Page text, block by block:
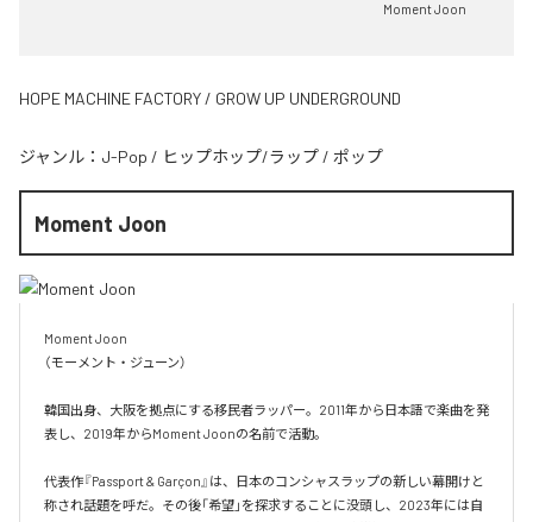
Moment Joon
HOPE MACHINE FACTORY / GROW UP UNDERGROUND
ジャンル： J-Pop / ヒップホップ/ラップ / ポップ
Moment Joon
Moment Joon
（モーメント・ジューン）
韓国出身、大阪を拠点にする移民者ラッパー。2011年から日本語で楽曲を発
表し、2019年からMoment Joonの名前で活動。
代表作『Passport & Garçon』は、日本のコンシャスラップの新しい幕開けと
称され話題を呼だ。その後「希望」を探求することに没頭し、2023年には自